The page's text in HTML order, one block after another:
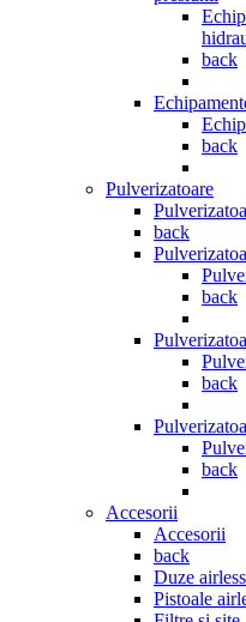
back
back
Pulverizatoare
back
back
back
back
Accesorii
Accesorii
back
Duze airless
Pistoale